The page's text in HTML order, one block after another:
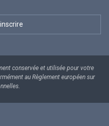
conservée et utilisée pour votre
au Règlement européen sur